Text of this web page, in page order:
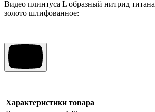
Видео плинтуса L образный нитрид титана
золото шлифованное:
Характеристики товара